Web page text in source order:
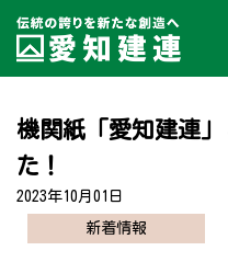
機関紙「愛知建連
た！
2023年10月01日
新着情報